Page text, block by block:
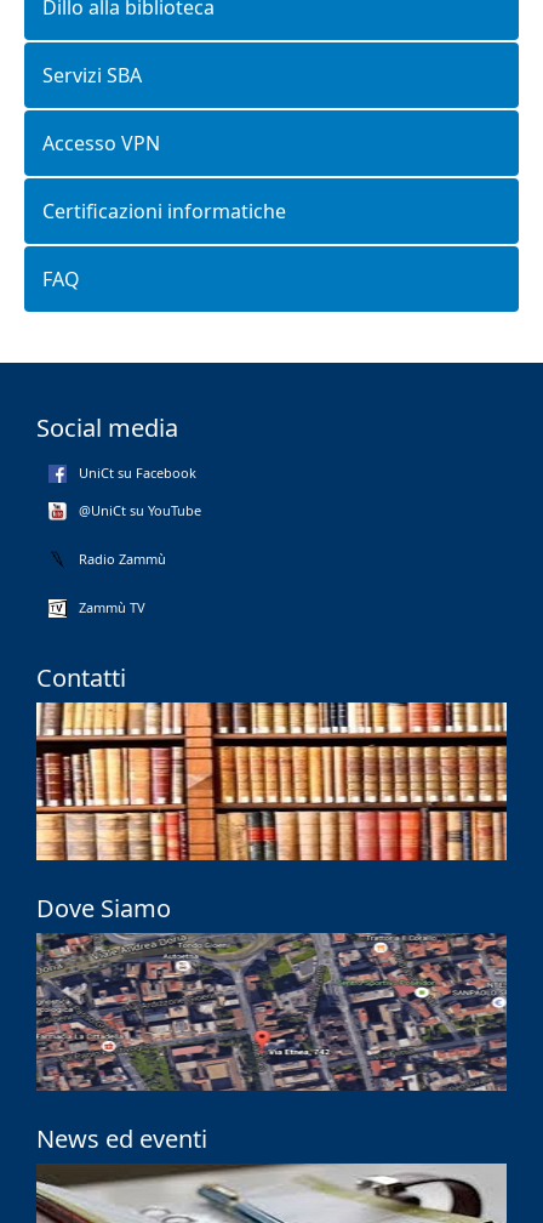
Dillo alla biblioteca
Servizi SBA
Accesso VPN
Certificazioni informatiche
FAQ
Social media
UniCt su Facebook
@UniCt su YouTube
Radio Zammù
Zammù TV
Contatti
Dove Siamo
News ed eventi